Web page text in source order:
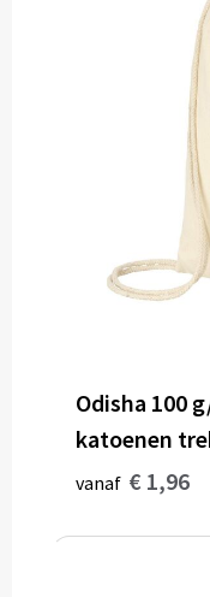
Odisha 100
katoenen
vanaf € 1,96